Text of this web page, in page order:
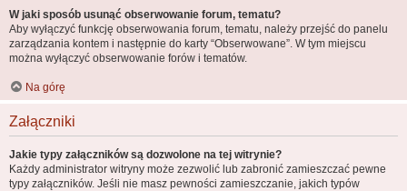
W jaki sposób usunąć obserwowanie forum, tematu?
Aby wyłączyć funkcję obserwowania forum, tematu, należy przejść do panelu
zarządzania kontem i następnie do karty “Obserwowane”. W tym miejscu
można wyłączyć obserwowanie forów i tematów.
Na górę
Załączniki
Jakie typy załączników są dozwolone na tej witrynie?
Każdy administrator witryny może zezwolić lub zabronić zamieszczać pewne
typy załączników. Jeśli nie masz pewności zamieszczanie, jakich typów